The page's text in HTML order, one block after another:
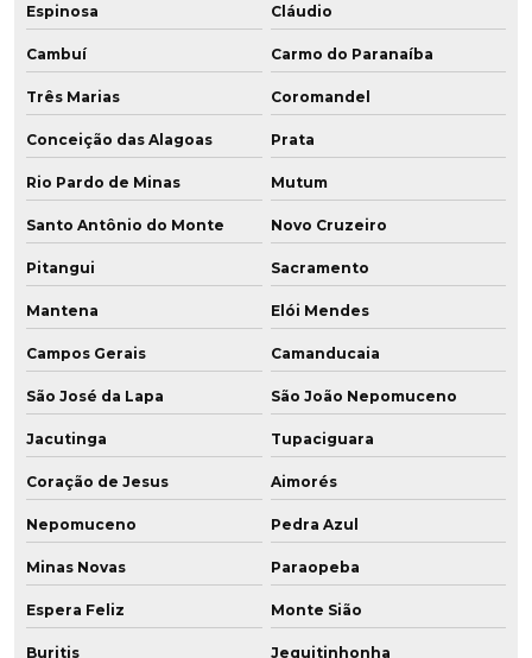
Espinosa Cláudio
Cambuí Carmo do Paranaíba
Três Marias Coromandel
Conceição das Alagoas Prata
Rio Pardo de Minas Mutum
Santo Antônio do Monte Novo Cruzeiro
Pitangui Sacramento
Mantena Elói Mendes
Campos Gerais Camanducaia
São José da Lapa São João Nepomuceno
Jacutinga Tupaciguara
Coração de Jesus Aimorés
Nepomuceno Pedra Azul
Minas Novas Paraopeba
Espera Feliz Monte Sião
Buritis Jequitinhonha